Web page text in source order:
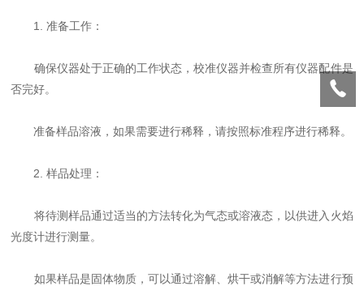
1. 准备工作：
确保仪器处于正确的工作状态，校准仪器并检查所有仪器配件是
否完好。
准备样品溶液，如果需要进行稀释，请按照标准程序进行稀释。
2. 样品处理：
将待测样品通过适当的方法转化为气态或溶液态，以供进入火焰
光度计进行测量。
如果样品是固体物质，可以通过溶解、烘干或消解等方法进行预